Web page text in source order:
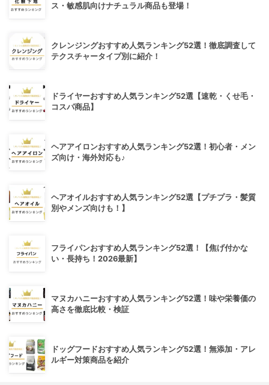
ス・敏感肌向けナチュラル商品も登場！
クレンジングおすすめ人気ランキング52選！徹底調査して
テクスチャータイプ別に紹介！
ドライヤーおすすめ人気ランキング52選【速乾・くせ毛・
コスパ商品】
ヘアアイロンおすすめ人気ランキング52選！初心者・メン
ズ向け・海外対応も♪
ヘアオイルおすすめ人気ランキング52選【プチプラ・髪質
別やメンズ向けも！】
フライパンおすすめ人気ランキング52選！【焦げ付かな
い・長持ち！2026最新】
マヌカハニーおすすめ人気ランキング52選！味や栄養価の
高さを徹底比較・検証
ドッグフードおすすめ人気ランキング52選！無添加・アレ
ルギー対策商品を紹介